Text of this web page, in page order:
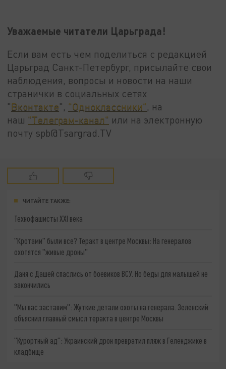
Уважаемые читатели Царьграда!
Если вам есть чем поделиться с редакцией
Царьград Санкт-Петербург, присылайте свои
наблюдения, вопросы и новости на наши
странички в социальных сетях
"Вконтакте", "Одноклассники", на
наш "Телеграм-канал" или на электронную
почту spb@Tsargrad.TV
ЧИТАЙТЕ ТАКЖЕ:
Технофашисты XXI века
"Кротами" были все? Теракт в центре Москвы: На генералов
охотятся "живые дроны"
Даня с Дашей спаслись от боевиков ВСУ. Но беды для малышей не
закончились
"Мы вас заставим": Жуткие детали охоты на генерала. Зеленский
объяснил главный смысл теракта в центре Москвы
"Курортный ад": Украинский дрон превратил пляж в Геленджике в
кладбище